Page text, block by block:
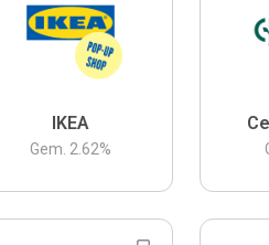
IKEA
Gem. 2.62%